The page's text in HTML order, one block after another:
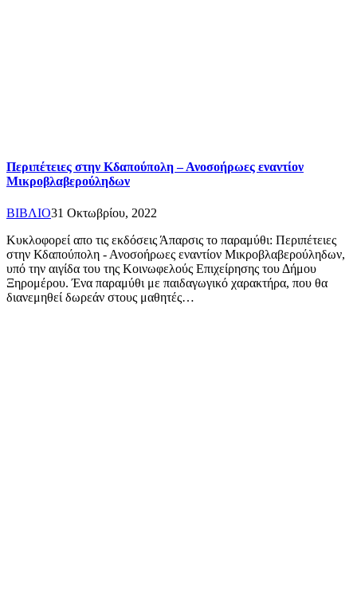
Περιπέτειες στην Κδαπούπολη – Ανοσοήρωες εναντίον
Μικροβλαβερούληδων
ΒΙΒΛΙΟ31 Οκτωβρίου, 2022
Κυκλοφορεί απο τις εκδόσεις Άπαρσις το παραμύθι: Περιπέτειες
στην Κδαπούπολη - Ανοσοήρωες εναντίον Μικροβλαβερούληδων,
υπό την αιγίδα του της Κοινωφελούς Επιχείρησης του Δήμου
Ξηρομέρου. Ένα παραμύθι με παιδαγωγικό χαρακτήρα, που θα
διανεμηθεί δωρεάν στους μαθητές…